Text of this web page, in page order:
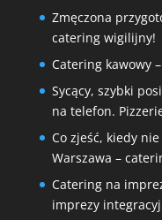
Zmęczona
catering wigilijny!
Catering kawowy
Sycący, szybki
na telefon.
Co zjeść, kiedy
Warszawa –
Catering na
imprezy